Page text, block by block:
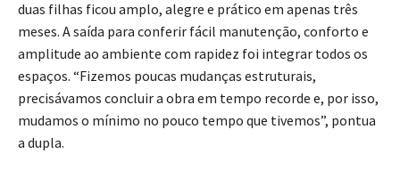
duas filhas ficou amplo, alegre e prático em apenas três
meses. A saída para conferir fácil manutenção, conforto e
amplitude ao ambiente com rapidez foi integrar todos os
espaços. “Fizemos poucas mudanças estruturais,
precisávamos concluir a obra em tempo recorde e, por isso,
mudamos o mínimo no pouco tempo que tivemos”, pontua
a dupla.